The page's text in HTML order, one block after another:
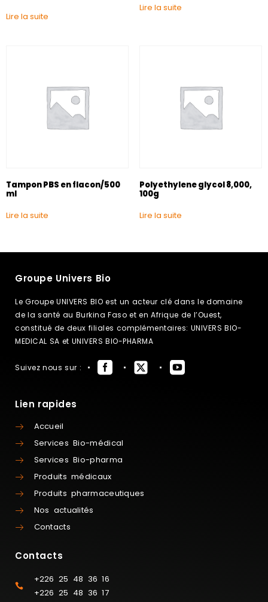
Lire la suite
Lire la suite
Tampon PBS en flacon/500
ml
Lire la suite
Polyethylene glycol 8,000,
100g
Lire la suite
Groupe Univers Bio
Le Groupe UNIVERS BIO est un acteur clé dans le domaine
de la santé au Burkina Faso et en Afrique de l’Ouest,
constitué de deux filiales complémentaires: UNIVERS BIO-
MEDICAL SA et UNIVERS BIO-PHARMA
Suivez nous sur :
Lien rapides
Accueil
Services Bio-médical
Services Bio-pharma
Produits médicaux
Produits pharmaceutiques
Nos actualités
Contacts
Contacts
+226 25 48 36 16
+226 25 48 36 17